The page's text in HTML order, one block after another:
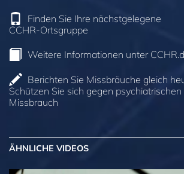
Finden Sie Ihre nächstgelegene
CCHR-Ortsgruppe
Weitere Informationen unter
Berichten Sie Missbräuche gleich
Schützen Sie sich gegen psychiatrischen
Missbrauch
ÄHNLICHE VIDEOS